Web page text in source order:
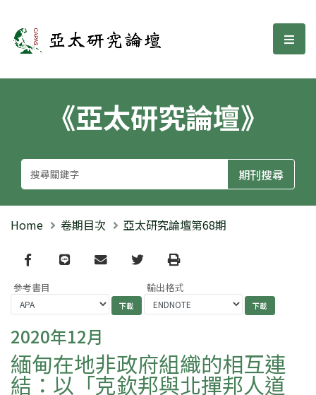
亞太研究論壇 選
《亞太研究論壇》
Home 卷期目次 亞太研究論壇第68期
Facebook
line email TwitterPrint
參考書目 輸出格式
2020年12月
緬甸在地非政府組織的相互連
結：以「克欽邦與北撣邦人道